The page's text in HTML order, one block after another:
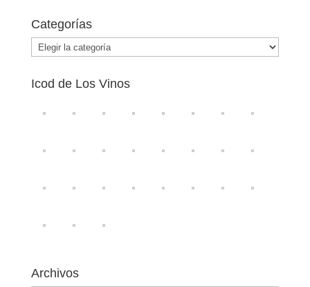
Categorías
Categorías
Icod de Los Vinos
Archivos